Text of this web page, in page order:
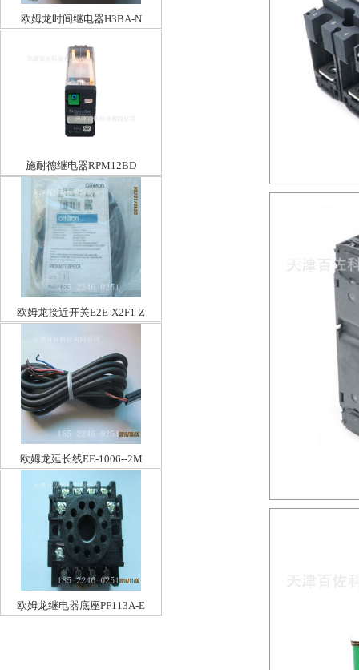
欧姆龙时间继电器H3BA-N
施耐德继电器RPM12BD
欧姆龙接近开关E2E-X2F1-Z
欧姆龙延长线EE-1006--2M
欧姆龙继电器底座PF113A-E